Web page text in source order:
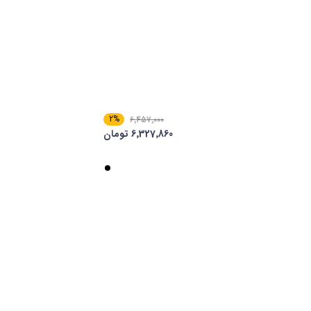
6٬457٬000 2%
6٬327٬860 تومان